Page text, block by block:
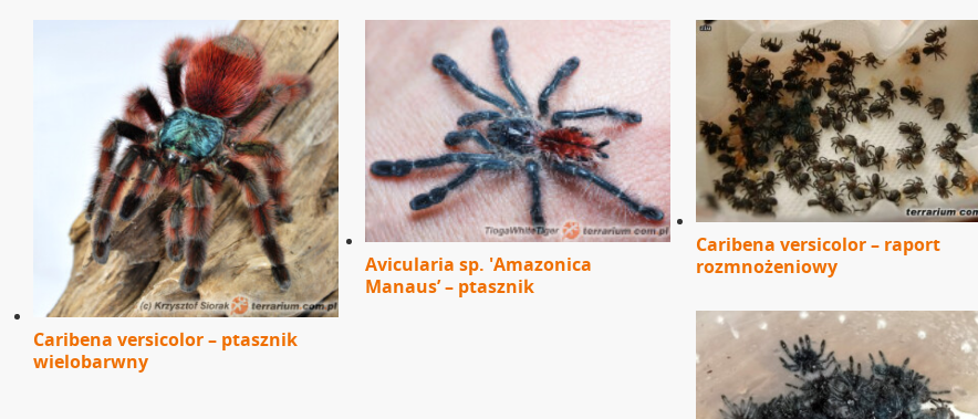
Caribena versicolor – ptasznik
wielobarwny
Avicularia sp. 'Amazonica
Manaus’ – ptasznik
Caribena versicolor – raport
rozmnożeniowy